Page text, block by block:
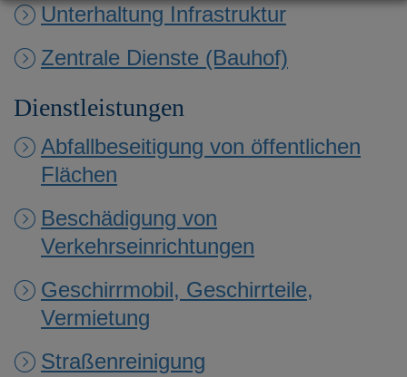
Unterhaltung Infrastruktur
Zentrale Dienste (Bauhof)
Dienstleistungen
Abfallbeseitigung von öffentlichen
Flächen
Beschädigung von
Verkehrseinrichtungen
Geschirrmobil, Geschirrteile,
Vermietung
Straßenreinigung